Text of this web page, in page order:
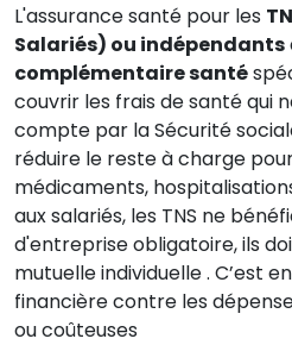
L'assurance santé pour les
Salariés) ou indépendants
complémentaire santé
couvrir les frais de santé qui
compte par la Sécurité
réduire le reste à charge
médicaments,
aux salariés, les TNS ne
d'entreprise obligatoire, ils
mutuelle individuelle . C’est
financière contre les
ou coûteuses